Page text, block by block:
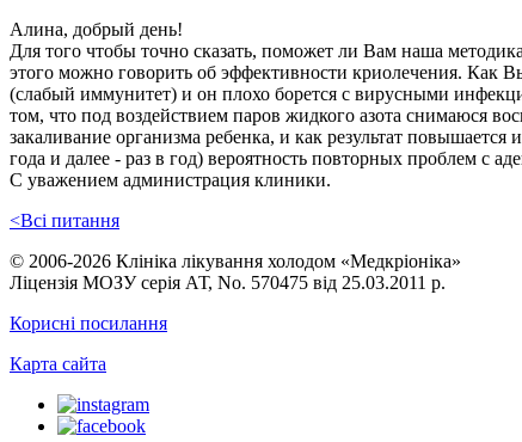
Алина, добрый день!
Для того чтобы точно сказать, поможет ли Вам наша
этого можно говорить об эффективности криолечения. Как
(слабый иммунитет) и он плохо борется с вирусными
том, что под воздействием паров жидкого азота снимаюся
закаливание организма ребенка, и как результат
года и далее - раз в год) вероятность повторных проблем с
С уважением администрация клиники.
<Всі питання
© 2006-2026 Клініка лікування холодом «Медкріоніка»
Ліцензія МОЗУ серія АТ, No. 570475 від 25.03.2011 р.
Корисні посилання
Карта сайта